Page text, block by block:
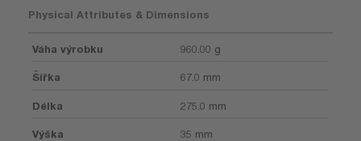
Physical Attributes & Dimensions
Váha výrobku 960.00 g
Šířka 67.0 mm
Délka 275.0 mm
Výška 35 mm